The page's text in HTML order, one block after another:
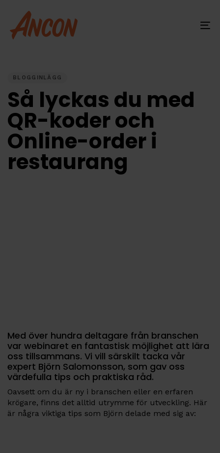
to
primary
content
BLOGGINLÄGG
Så lyckas du med
QR-koder och
Online-order i
restaurang
Med över hundra deltagare från branschen
var webinaret en fantastisk möjlighet att lära
oss tillsammans. Vi vill särskilt tacka vår
expert Björn Salomonsson, som gav oss
värdefulla tips och praktiska råd.
Oavsett om du är ny i branschen eller en erfaren
krögare, finns det alltid utrymme för utveckling. Här
är några viktiga tips som Björn delade med sig av: